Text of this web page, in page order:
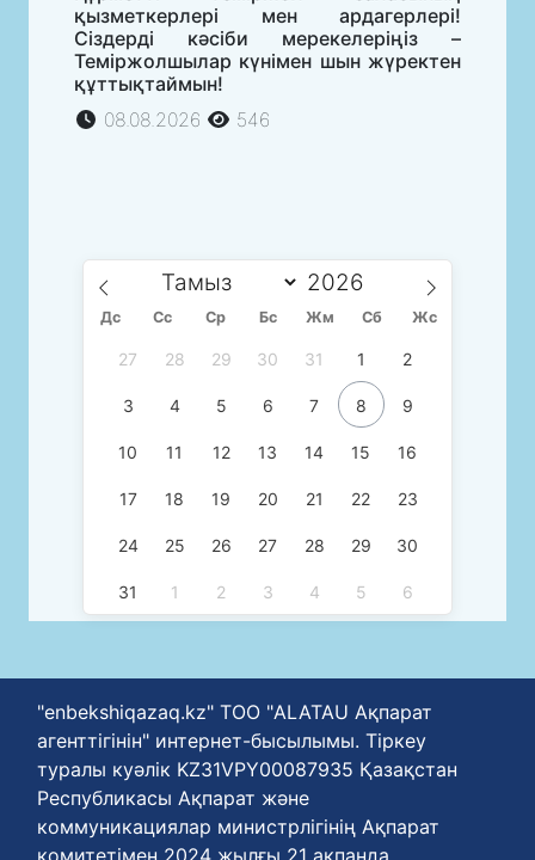
қызметкерлері мен ардагерлері!
Сіздерді кәсіби мерекелеріңіз –
Теміржолшылар күнімен шын жүректен
құттықтаймын!
08.08.2026
546
Дс Сc Ср Бс Жм Сб Жс
27 28 29 30 31 1 2
3 4 5 6 7 8 9
10 11 12 13 14 15 16
17 18 19 20 21 22 23
24 25 26 27 28 29 30
31 1 2 3 4 5 6
"enbekshiqazaq.kz" ТОО "ALATAU Ақпарат
агенттігінін" интернет-бысылымы. Тіркеу
туралы куәлік KZ31VPY00087935 Қазақстан
Республикасы Ақпарат және
коммуникациялар министрлігінің Ақпарат
комитетімен 2024 жылғы 21 ақпанда